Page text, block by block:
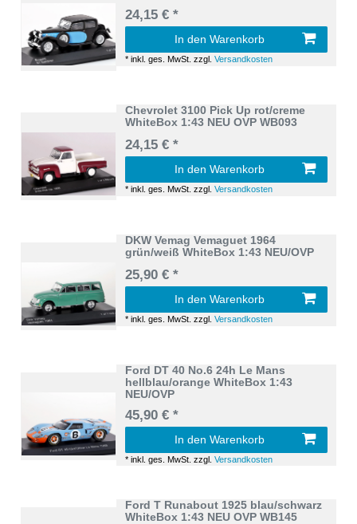
24,15 € *
In den Warenkorb
*inkl. ges. MwSt. zzgl.Versandkosten
Chevrolet 3100 Pick Up rot/creme
WhiteBox 1:43 NEU OVP WB093
24,15 € *
In den Warenkorb
*inkl. ges. MwSt. zzgl.Versandkosten
DKW Vemag Vemaguet 1964
grün/weiß WhiteBox 1:43 NEU/OVP
25,90 € *
In den Warenkorb
*inkl. ges. MwSt. zzgl.Versandkosten
Ford DT 40 No.6 24h Le Mans
hellblau/orange WhiteBox 1:43
NEU/OVP
45,90 € *
In den Warenkorb
*inkl. ges. MwSt. zzgl.Versandkosten
Ford T Runabout 1925 blau/schwarz
WhiteBox 1:43 NEU OVP WB145